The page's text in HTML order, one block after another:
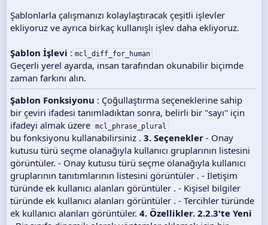
Şablonlarla çalışmanızı kolaylaştıracak çeşitli işlevler
ekliyoruz ve ayrıca birkaç kullanışlı işlev daha ekliyoruz.
Şablon İşlevi : mcl_diff_for_human
Geçerli yerel ayarda, insan tarafından okunabilir biçimde
zaman farkını alın.
Şablon Fonksiyonu : Çoğullaştırma seçeneklerine sahip
bir çeviri ifadesi tanımladıktan sonra, belirli bir "sayı" için
ifadeyi almak üzere mcl_phrase_plural
bu fonksiyonu kullanabilirsiniz . 3. Seçenekler - Onay
kutusu türü seçme olanağıyla kullanıcı gruplarının listesini
görüntüler. - Onay kutusu türü seçme olanağıyla kullanıcı
gruplarının tanıtımlarının listesini görüntüler . - İletişim
türünde ek kullanıcı alanları görüntüler . - Kişisel bilgiler
türünde ek kullanıcı alanları görüntüler . - Tercihler türünde
ek kullanıcı alanları görüntüler. 4. Özellikler. 2.2.3'te Yeni